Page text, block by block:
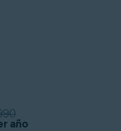
año